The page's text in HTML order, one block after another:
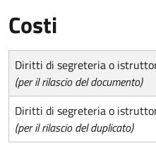
Costi
Diritti di segreteria o
(per il rilascio del documento)
Diritti di segreteria o
(per il rilascio del duplicato)